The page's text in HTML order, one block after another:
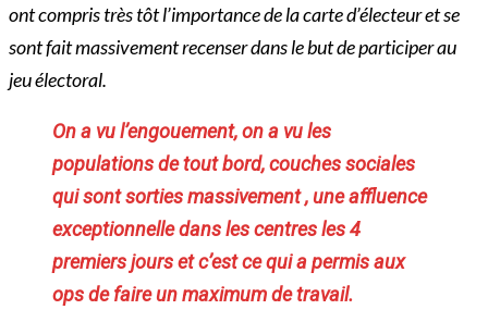
ont compris très tôt l’importance de la carte d’électeur et se
sont fait massivement recenserdans le but de participer au
jeu électoral.
On a vu l’engouement, on a vu les
populations de tout bord, couches sociales
qui sont sorties massivement , une affluence
exceptionnelle dans les centres les 4
premiers jours et c’est ce qui a permis aux
ops de faire un maximum de travail.